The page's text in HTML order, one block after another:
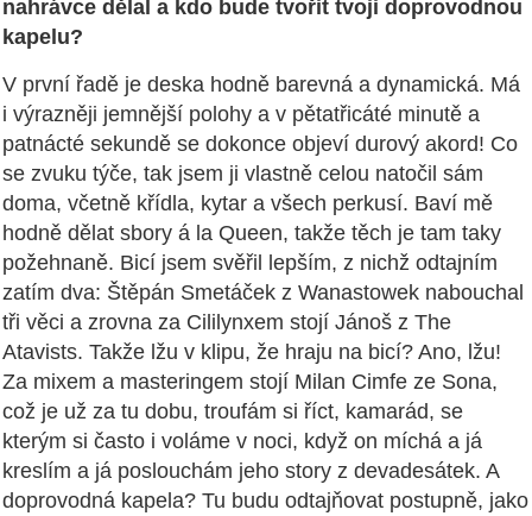
nahrávce dělal a kdo bude tvořit tvoji doprovodnou
kapelu?
V první řadě je deska hodně barevná a dynamická. Má
i výrazněji jemnější polohy a v pětatřicáté minutě a
patnácté sekundě se dokonce objeví durový akord! Co
se zvuku týče, tak jsem ji vlastně celou natočil sám
doma, včetně křídla, kytar a všech perkusí. Baví mě
hodně dělat sbory á la Queen, takže těch je tam taky
požehnaně. Bicí jsem svěřil lepším, z nichž odtajním
zatím dva: Štěpán Smetáček z Wanastowek nabouchal
tři věci a zrovna za Cililynxem stojí Jánoš z The
Atavists. Takže lžu v klipu, že hraju na bicí? Ano, lžu!
Za mixem a masteringem stojí Milan Cimfe ze Sona,
což je už za tu dobu, troufám si říct, kamarád, se
kterým si často i voláme v noci, když on míchá a já
kreslím a já poslouchám jeho story z devadesátek. A
doprovodná kapela? Tu budu odtajňovat postupně, jako